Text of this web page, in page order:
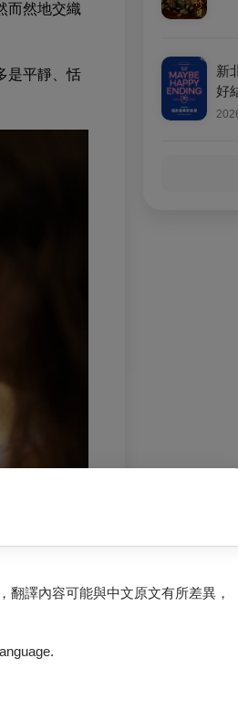
譯內容可能與中文原文有所差異，
而然地交織
是平靜、恬
新
好